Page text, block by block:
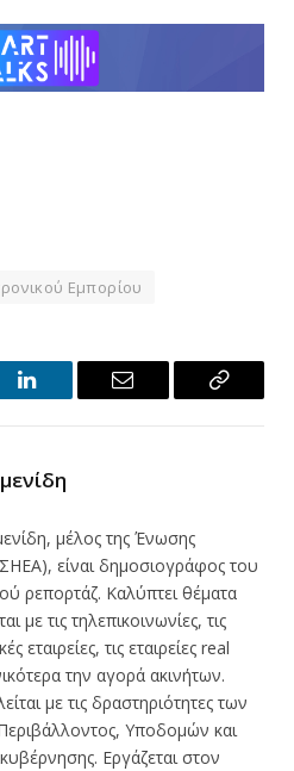
Εμπορίου
LinkedIn Email
Copy
μέλος της Ένωσης
είναι δημοσιογράφος του
ρεπορτάζ. Καλύπτει θέματα
με τις τηλεπικοινωνίες, τις
εταιρείες, τις εταιρείες real
την αγορά ακινήτων.
με τις δραστηριότητες των
Υποδομών και
Εργάζεται στον